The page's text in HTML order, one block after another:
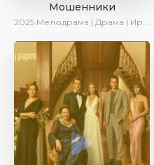
Мошенники
2025 Мелодрама | Драма | Ирина Котова | AlisaDirilis | Новинки | Сериалы 2025